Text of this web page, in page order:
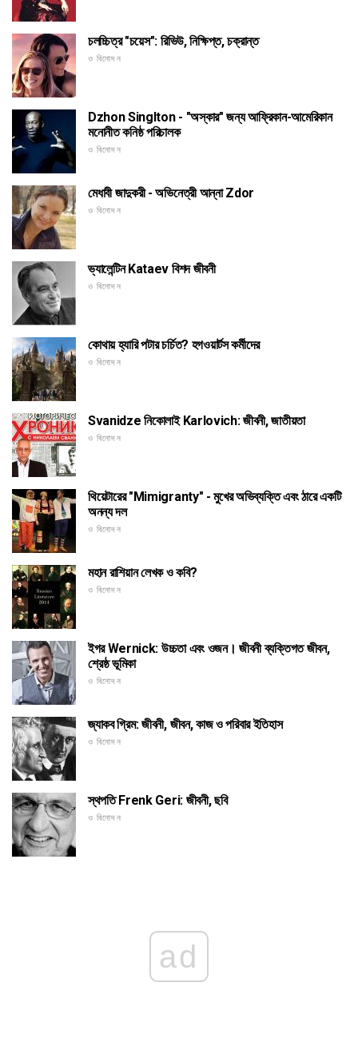
চলচ্চিত্র "চয়েস": রিভিউ, নিক্ষিপ্ত, চক্রান্ত
ও বিনোদন
Dzhon Singlton - "অস্কার" জন্য আফ্রিকান-আমেরিকান
মনোনীত কনিষ্ঠ পরিচালক
ও বিনোদন
মেধাবী জাদুকরী - অভিনেত্রী আন্না Zdor
ও বিনোদন
ভ্যালেন্টিন Kataev বিশদ জীবনী
ও বিনোদন
কোথায় হ্যারি পটার চর্চিত? হগওয়ার্টস কর্মীদের
ও বিনোদন
Svanidze নিকোলাই Karlovich: জীবনী, জাতীয়তা
ও বিনোদন
থিয়েটারের "Mimigranty" - মুখের অভিব্যক্তি এবং ঠারে একটি
অনন্য দল
ও বিনোদন
মহান রাশিয়ান লেখক ও কবি?
ও বিনোদন
ইগর Wernick: উচ্চতা এবং ওজন। জীবনী ব্যক্তিগত জীবন,
শ্রেষ্ঠ ভূমিকা
ও বিনোদন
জ্যাকব গ্রিম: জীবনী, জীবন, কাজ ও পরিবার ইতিহাস
ও বিনোদন
স্থপতি Frenk Geri: জীবনী, ছবি
ও বিনোদন
ad